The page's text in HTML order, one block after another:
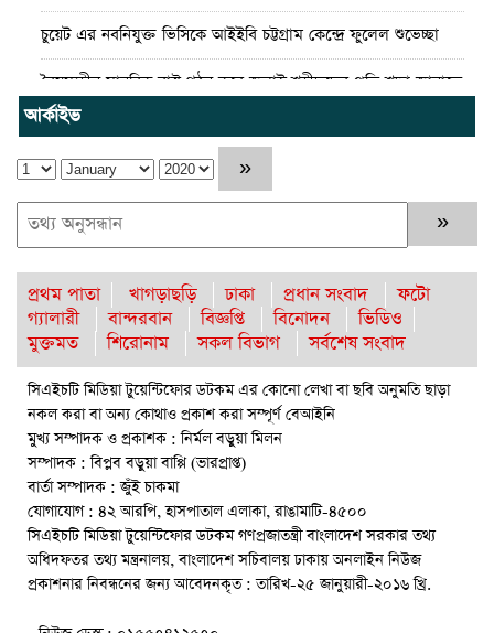
চুয়েট এর নবনিযুক্ত ভিসিকে আইইবি চট্টগ্রাম কেন্দ্রে ফুলেল শুভেচ্ছা
বৈষম্যহীন মানবিক রাষ্ট্র গঠন করে জুলাই শহীদদের প্রতি শ্রদ্ধা জানাতে
হবে : জননেতা সাইফুল হক
তিন দিন পর ব্রহ্মপুত্র নদে নিখোঁজ সাইফুলের মরদেহ গফরগাঁও থেকে
উদ্ধার
ব্রহ্মপুত্র নদে নিখোঁজ কৃষকের সন্ধান মেলেনি
রাঙ্গুনিয়ায় জুলাই গণঅভ্যুত্থান দিবস পালিত
পার্বতীপুরে জুলাই গণঅভ্যুত্থান দিবস পালন
আত্রাইয়ে যথাযোগ্য মর্যাদায় ‘জুলাই গণঅভ্যুত্থান দিবস’ পালিত
রাউজানে আগুনে পুড়ে ছাই ভ্যান কৃষকের স্বপ্ন
ঈশ্বরগঞ্জে বজ্রপাতে কৃষকের মৃত্যু : আহত-২
বৈষম্যহীন মানবিক রাষ্ট্র গঠন করে জুলাই শহীদদের প্রতি শ্রদ্ধা জানাতে
হবে : জননেতা সাইফুল হক
রাঙামাটিতে “ফিরে দেখা রক্তঝরা জুলাই-আগস্ট প্রত্যাশা আর প্রাপ্তি
আর্কাইভ
প্রথম পাতা খাগড়াছড়ি ঢাকা প্রধান সংবাদ
ফটো
গ্যালারী
বান্দরবান বিজ্ঞপ্তি বিনোদন
ভিডিও
মুক্তমত
শিরোনাম সকল বিভাগ সর্বশেষ সংবাদ
সিএইচটি মিডিয়া টুয়েন্টিফোর ডটকম এর কোনো লেখা বা ছবি অনুমতি ছাড়া
নকল করা বা অন্য কোথাও প্রকাশ করা সম্পূর্ণ বেআইনি
মুখ্য সম্পাদক ও প্রকাশক : নির্মল বড়ুয়া মিলন
সম্পাদক : বিপ্লব বড়ুয়া বাপ্পি (ভারপ্রাপ্ত)
বার্তা সম্পাদক : জুঁই চাকমা
যোগাযোগ : ৪২ আরপি, হাসপাতাল এলাকা, রাঙামাটি-৪৫০০
সিএইচটি মিডিয়া টুয়েন্টিফোর ডটকম গণপ্রজাতন্ত্রী বাংলাদেশ সরকার তথ্য
অধিদফতর তথ্য মন্ত্রনালয়, বাংলাদেশ সচিবালয় ঢাকায় অনলাইন নিউজ
প্রকাশনার নিবন্ধনের জন্য আবেদনকৃত : তারিখ-২৫ জানুয়ারী-২০১৬ খ্রি.